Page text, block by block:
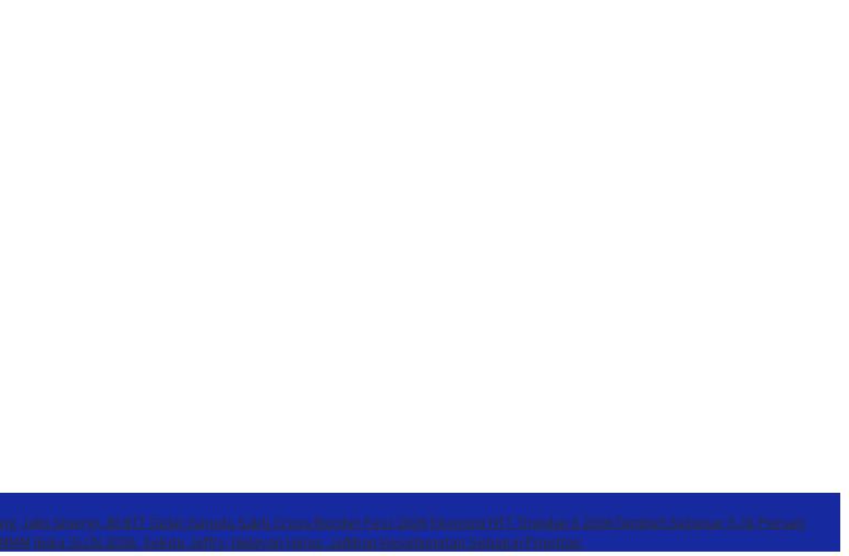
Jalin Sinergi, BI NTT Gelar Garuda Sakti Cross Border Fest 2026 Ekonomi NTT Triwulan II 2026 Tumbuh Sebesar 5,01 Persen
Buka SLCN 2026, Sekda Jeffry: Nelayan Harus Jadikan Keselamatan Sebagai Prioritas